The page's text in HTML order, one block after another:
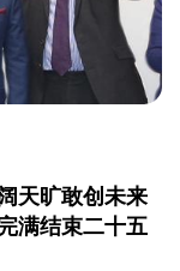
天旷敢创未来
满结束二十五